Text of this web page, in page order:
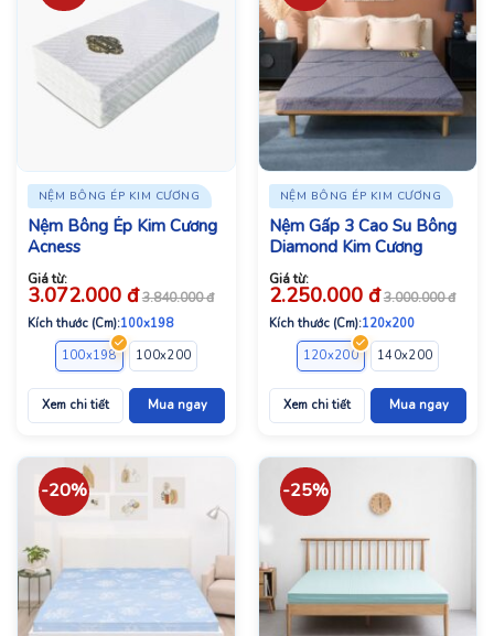
NỆM BÔNG ÉP KIM CƯƠNG
Nệm Bông Ép Kim Cương
Acness
Giá từ:
3.072.000 đ 3.840.000đ
Kích thước (Cm):100x198
100x198
100x200 120x200 140x198
Xem chi tiết Mua ngay
NỆM BÔNG ÉP KIM CƯƠNG
Nệm Gấp 3 Cao Su Bông
Diamond Kim Cương
Giá từ:
2.250.000 đ 3.000.000đ
Kích thước (Cm):120x200
120x200
140x200
Xem chi tiết Mua ngay
-20% -25%